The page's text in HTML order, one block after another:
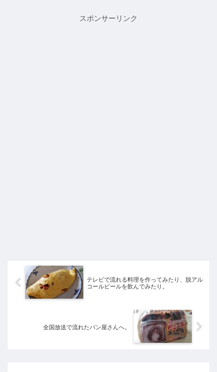
スポンサーリンク
テレビで流れる料理を作ってみたり、脱アル
コールビールを飲んでみたり。
全国放送で流れたパン屋さんへ。